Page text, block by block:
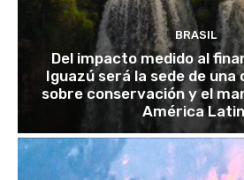
BRASIL
Del impacto medido al
Iguazú será la sede de una
sobre conservación y el
América